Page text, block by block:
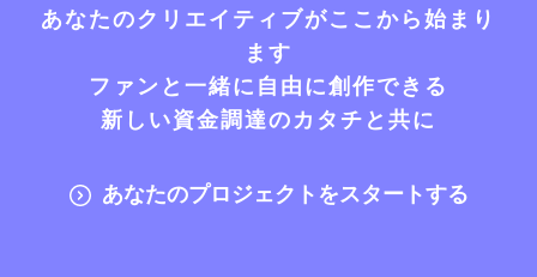
あなたのクリエイティブがここから始まり
ます
ファンと一緒に自由に創作できる
新しい資金調達のカタチと共に
あなたのプロジェクトをスタートする